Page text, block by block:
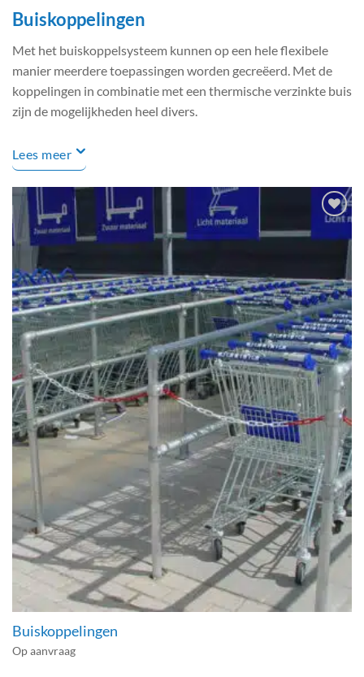
Buiskoppelingen
Met het buiskoppelsysteem kunnen op een hele flexibele
manier meerdere toepassingen worden gecreëerd. Met de
koppelingen in combinatie met een thermische verzinkte buis
zijn de mogelijkheden heel divers.
Lees meer
Buiskoppelingen
Op aanvraag